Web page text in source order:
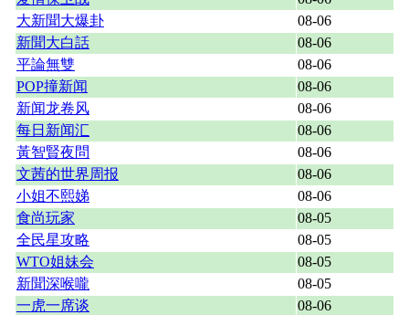
大新聞大爆卦
08-06
新聞大白話
08-06
平論無雙
08-06
POP撞新闻
08-06
新闻龙卷风
08-06
每日新闻汇
08-06
黃智賢夜問
08-06
文茜的世界周报
08-06
小姐不熙娣
08-06
食尚玩家
08-05
全民星攻略
08-05
WTO姐妹会
08-05
新聞深喉嚨
08-05
一虎一席谈
08-06